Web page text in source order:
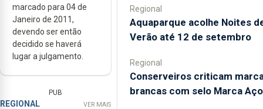
marcado para 04 de
Janeiro de 2011,
devendo ser então
decidido se haverá
lugar a julgamento.
PUB
REGIONAL VER MAIS
Regional
Aquaparque acolhe Noites
Verão até 12 de setembro
Regional
Conserveiros criticam
brancas com selo Marca